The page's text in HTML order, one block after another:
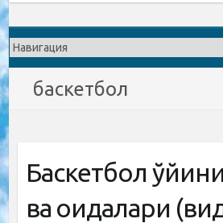
баскетбол
Баскетбол
ва қоидалари